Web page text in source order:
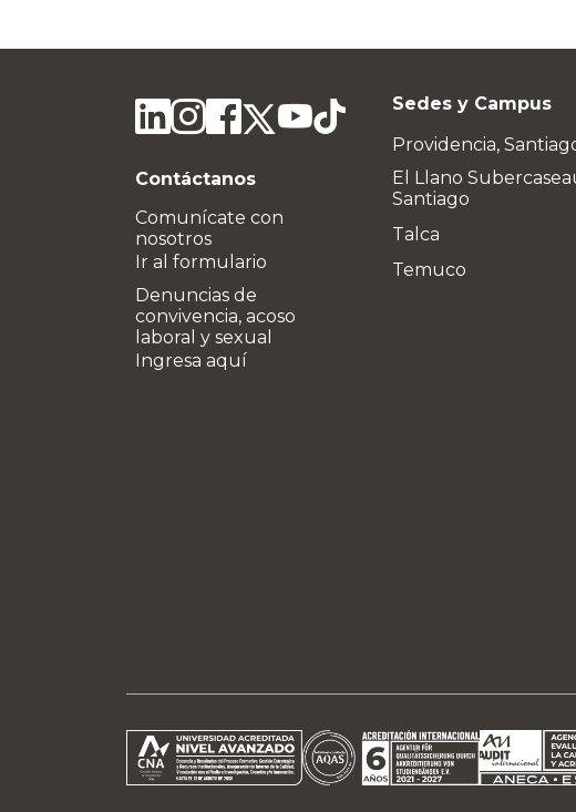
Contáctanos
Comunícate con
nosotros
Ir al formulario
Denuncias de
convivencia, acoso
laboral y sexual
Ingresa aquí
Sedes y Campus
Providencia,
El Llano
Santiago
Talca
Temuco